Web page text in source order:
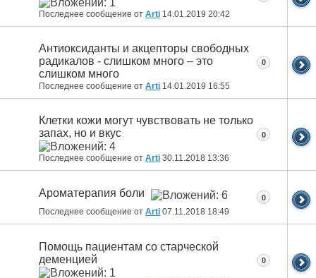
Последнее сообщение от Arti 14.01.2019 20:42
Антиоксиданты и акцепторы свободных
радикалов - слишком много – это
слишком много
Последнее сообщение от Arti 14.01.2019 16:55
0
Клетки кожи могут чувствовать не только
запах, но и вкус
Последнее сообщение от Arti 30.11.2018 13:36
0
Ароматерапия боли
Последнее сообщение от Arti 07.11.2018 18:49
0
Помощь пациентам со старческой
деменцией
0